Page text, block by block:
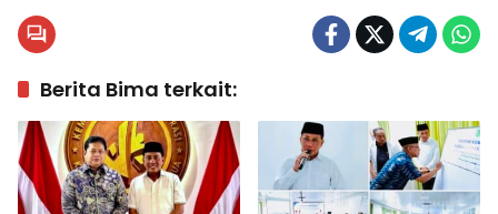
Berita Bima terkait: